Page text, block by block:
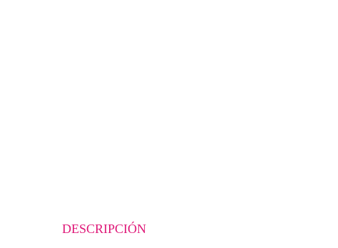
DESCRIPCIÓN